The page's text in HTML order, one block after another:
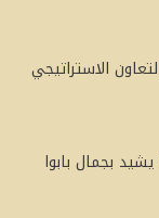
الاستراتيجي
بجمال بابوا